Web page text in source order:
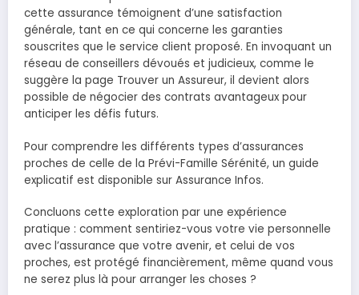
cette assurance témoignent d’une satisfaction
générale, tant en ce qui concerne les garanties
souscrites que le service client proposé. En invoquant un
réseau de conseillers dévoués et judicieux, comme le
suggère la page Trouver un Assureur, il devient alors
possible de négocier des contrats avantageux pour
anticiper les défis futurs.
Pour comprendre les différents types d’assurances
proches de celle de la Prévi-Famille Sérénité, un guide
explicatif est disponible sur Assurance Infos.
Concluons cette exploration par une expérience
pratique : comment sentiriez-vous votre vie personnelle
avec l’assurance que votre avenir, et celui de vos
proches, est protégé financièrement, même quand vous
ne serez plus là pour arranger les choses ?